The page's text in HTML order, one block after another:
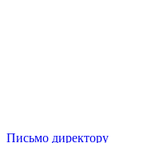
Письмо директору